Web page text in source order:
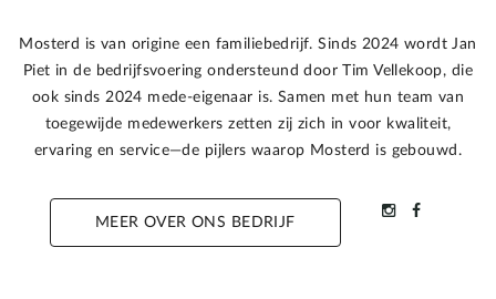
Mosterd is van origine een familiebedrijf. Sinds 2024 wordt Jan
Piet in de bedrijfsvoering ondersteund door Tim Vellekoop, die
ook sinds 2024 mede-eigenaar is. Samen met hun team van
toegewijde medewerkers zetten zij zich in voor kwaliteit,
ervaring en service—de pijlers waarop Mosterd is gebouwd.
MEER OVER ONS BEDRIJF